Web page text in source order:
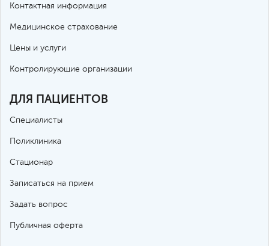
Контактная информация
Медицинское страхование
Цены и услуги
Контролирующие организации
ДЛЯ ПАЦИЕНТОВ
Специалисты
Поликлиника
Стационар
Записаться на прием
Задать вопрос
Публичная оферта